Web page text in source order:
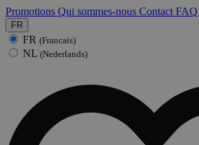
Promotions Qui sommes-nous Contact FAQ
FR
FR (Francais)
NL (Nederlands)